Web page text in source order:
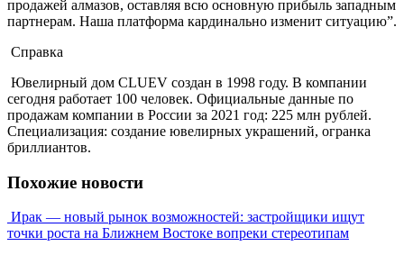
продажей алмазов, оставляя всю основную прибыль западным
партнерам. Наша платформа кардинально изменит ситуацию”.
Cправка
Ювелирный дом CLUEV создан в 1998 году. В компании
сегодня работает 100 человек. Официальные данные по
продажам компании в России за 2021 год: 225 млн рублей.
Специализация: создание ювелирных украшений, огранка
бриллиантов.
Похожие новости
Ирак — новый рынок возможностей: застройщики ищут
точки роста на Ближнем Востоке вопреки стереотипам